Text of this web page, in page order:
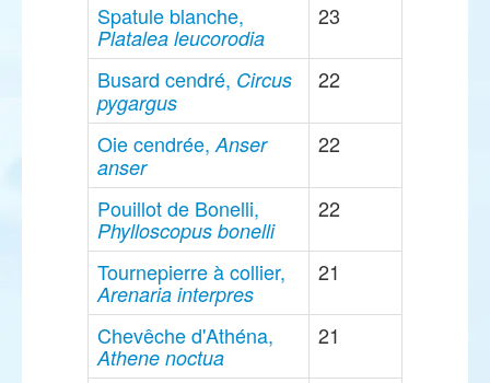
Spatule blanche,
Platalea leucorodia
23
Busard cendré, Circus
pygargus
22
Oie cendrée, Anser
anser
22
Pouillot de Bonelli,
Phylloscopus bonelli
22
Tournepierre à collier,
Arenaria interpres
21
Chevêche d'Athéna,
Athene noctua
21